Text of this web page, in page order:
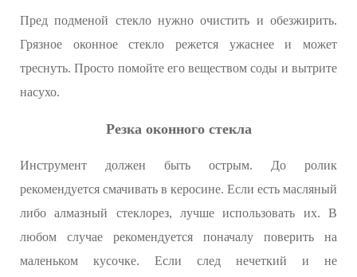
Пред подменой стекло нужно очистить и обезжирить.
Грязное оконное стекло режется ужаснее и может
треснуть. Просто помойте его веществом соды и вытрите
насухо.
Резка оконного стекла
Инструмент должен быть острым. До ролик
рекомендуется смачивать в керосине. Если есть масляный
либо алмазный стеклорез, лучше использовать их. В
любом случае рекомендуется поначалу поверить на
маленьком кусочке. Если след нечеткий и не